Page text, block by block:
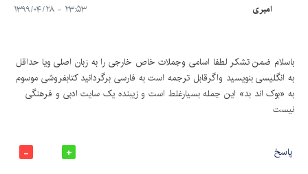
امیری ۲۳:۵۳ - ۱۳۹۹/۰۴/۲۸
باسلام ضمن تشکر لطفا اسامی وجملات خاص خارجی را به زبان اصلی ویا حداقل
به انگلیسی بنویسید واگرقابل ترجمه است به فارسی برگردانید کتابفروشی موسوم
به «بوک اند بد» این جمله بسیارغلط است و زیبنده یک سایت ادبی و فرهنگی
نیست
پاسخ